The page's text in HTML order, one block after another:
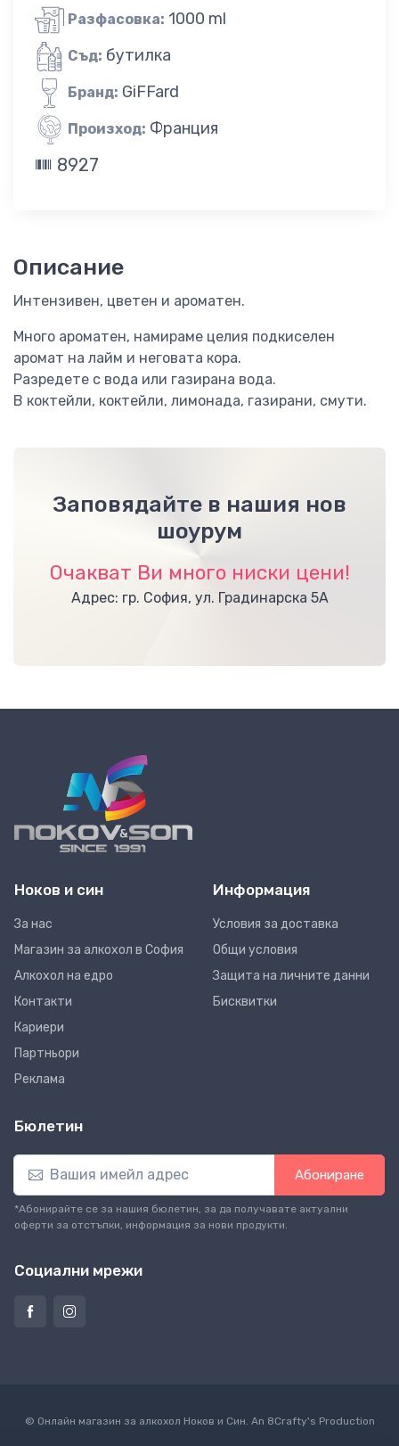
Разфасовка: 1000 ml
Съд: бутилка
Бранд: GiFFard
Произход: Франция
8927
Описание
Интензивен, цветен и ароматен.
Много ароматен, намираме целия подкиселен
аромат на лайм и неговата кора.
Разредете с вода или газирана вода.
В коктейли, коктейли, лимонада, газирани, смути.
Заповядайте в нашия нов
шоурум
Очакват Ви много ниски цени!
Адрес: гр. София, ул. Градинарска 5А
Ноков и син
За нас
Магазин за алкохол в София
Алкохол на едро
Контакти
Кариери
Партньори
Реклама
Информация
Условия за доставка
Общи условия
Защита на личните данни
Бисквитки
Бюлетин
Абониране
*Абонирайте се за нашия бюлетин, за да получавате актуални
оферти за отстъпки, информация за нови продукти.
Социални мрежи
© Онлайн магазин за алкохол Ноков и Син. An 8Crafty's Production